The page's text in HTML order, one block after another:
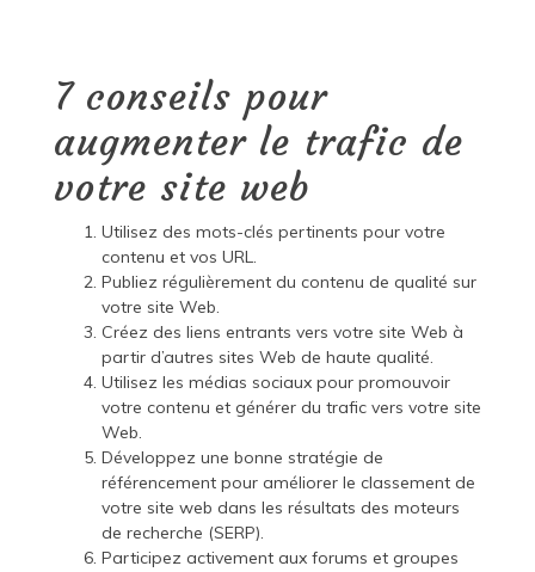
7 conseils pour
augmenter le trafic de
votre site web
Utilisez des mots-clés pertinents pour votre
contenu et vos URL.
Publiez régulièrement du contenu de qualité sur
votre site Web.
Créez des liens entrants vers votre site Web à
partir d’autres sites Web de haute qualité.
Utilisez les médias sociaux pour promouvoir
votre contenu et générer du trafic vers votre site
Web.
Développez une bonne stratégie de
référencement pour améliorer le classement de
votre site web dans les résultats des moteurs
de recherche (SERP).
Participez activement aux forums et groupes